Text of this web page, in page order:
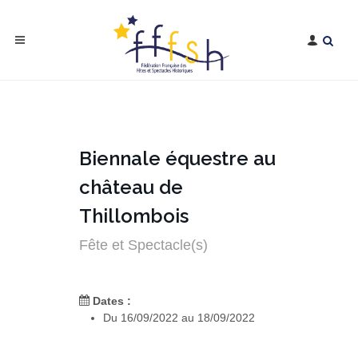
Biennale équestre au
château de
Thillombois
Fête et Spectacle(s)
Dates :
Du 16/09/2022 au 18/09/2022